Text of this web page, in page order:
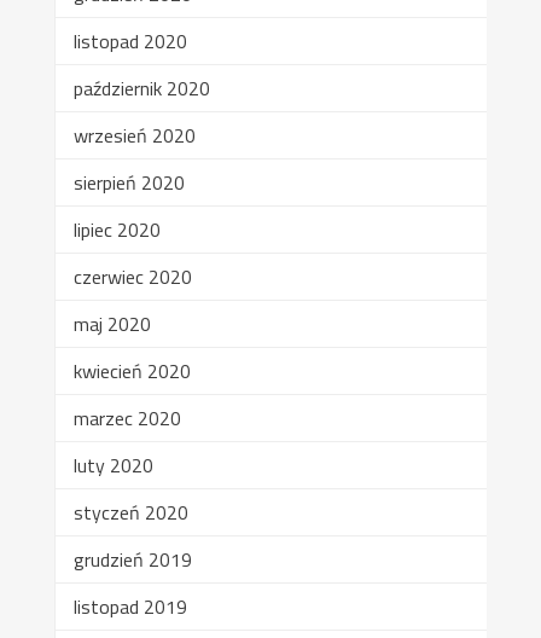
listopad 2020
październik 2020
wrzesień 2020
sierpień 2020
lipiec 2020
czerwiec 2020
maj 2020
kwiecień 2020
marzec 2020
luty 2020
styczeń 2020
grudzień 2019
listopad 2019